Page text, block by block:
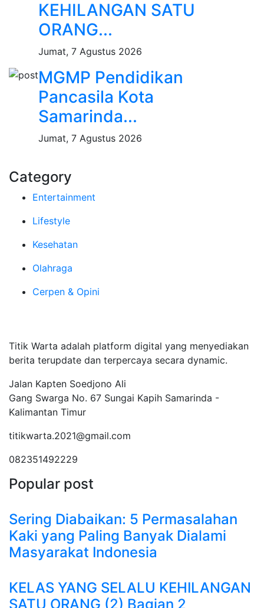
KEHILANGAN SATU
ORANG...
Jumat, 7 Agustus 2026
MGMP Pendidikan
Pancasila Kota
Samarinda...
Jumat, 7 Agustus 2026
Category
Entertainment
Lifestyle
Kesehatan
Olahraga
Cerpen & Opini
Titik Warta adalah platform digital yang menyediakan
berita terupdate dan terpercaya secara dynamic.
Jalan Kapten Soedjono Ali
Gang Swarga No. 67 Sungai Kapih Samarinda -
Kalimantan Timur
titikwarta.2021@gmail.com
082351492229
Popular post
Sering Diabaikan: 5 Permasalahan
Kaki yang Paling Banyak Dialami
Masyarakat Indonesia
KELAS YANG SELALU KEHILANGAN
SATU ORANG (2) Bagian 2